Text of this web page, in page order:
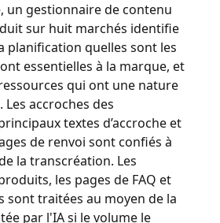
un gestionnaire de contenu
sur huit marchés identifie
planification quelles sont les
essentielles à la marque, et
qui ont une nature
accroches des
textes d’accroche et
de renvoi sont confiés à
la transcréation. Les
les pages de FAQ et
sont traitées au moyen de la
par l'IA si le volume le